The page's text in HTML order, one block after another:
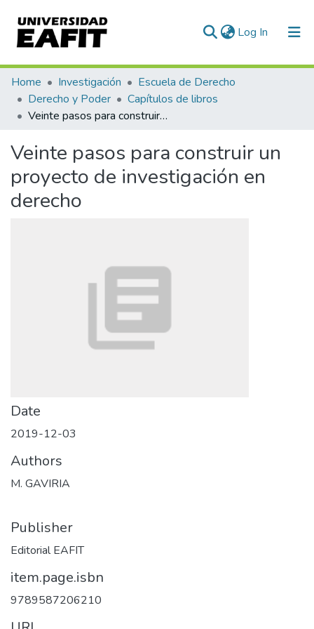
Log In (current)
Communities & Collections
All of DSpace
Home Investigación
Escuela de Derecho
Derecho y Poder
Capítulos de libros
Veinte pasos para construir un proyecto de investigación en derecho
Veinte pasos para construir un
proyecto de investigación en
derecho
Date
2019-12-03
Authors
M. GAVIRIA
Publisher
Editorial EAFIT
item.page.isbn
9789587206210